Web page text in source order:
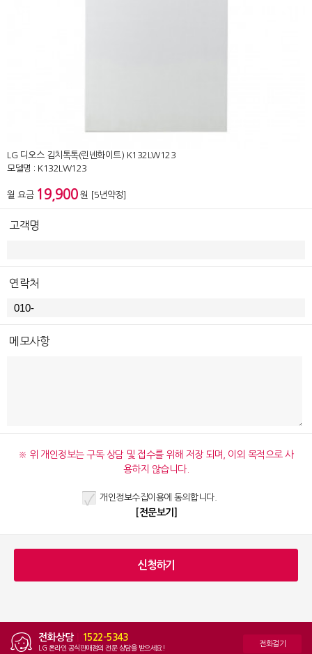
LG 디오스 김치톡톡(린넨화이트) K132LW123
모델명 : K132LW123
월 요금 19,900 원 [5년약정]
고객명
연락처
메모사항
※ 위 개인정보는 구독 상담 및 접수를 위해 저장 되며, 이외 목적으로 사
용하지 않습니다.
개인정보수집이용에 동의합니다.
[전문보기]
전화상담 1522-5343
LG 온라인 공식판매점의 전문 상담을 받으세요! 전화걸기